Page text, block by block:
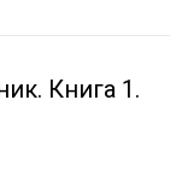
Книга 1.